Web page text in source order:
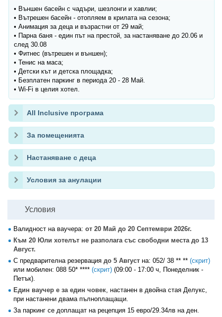
• Външен басейн с чадъри, шезлонги и хавлии;
• Вътрешен басейн - отопляем в крилата на сезона;
• Анимация за деца и възрастни от 29 май;
• Парна баня - един път на престой, за настаняване до 20.06 и
след 30.08
• Фитнес (вътрешен и външен);
• Тенис на маса;
• Детски кът и детска площадка;
• Безплатен паркинг в периода 20 - 28 Май.
• Wi-Fi в целия хотел.
All Inclusive програма
За помещенията
Настаняване с деца
Условия за анулации
Условия
Валидност на ваучера: от 20 Май до 20 Септември 2026г.
Към 20 Юли хотелът не разполага със свободни места до 13
Август.
С предварителна резервация до 5 Август на: 052/ 38 ** ** (скрит)
или мобилен: 088 50* **** (скрит) (09:00 - 17:00 ч, Понеделник -
Петък).
Един ваучер е за един човек , настанен в двойна стая Делукс,
при настанени двама пълноплащащи.
За паркинг се доплащат на рецепция 15 евро/29.34лв на ден.